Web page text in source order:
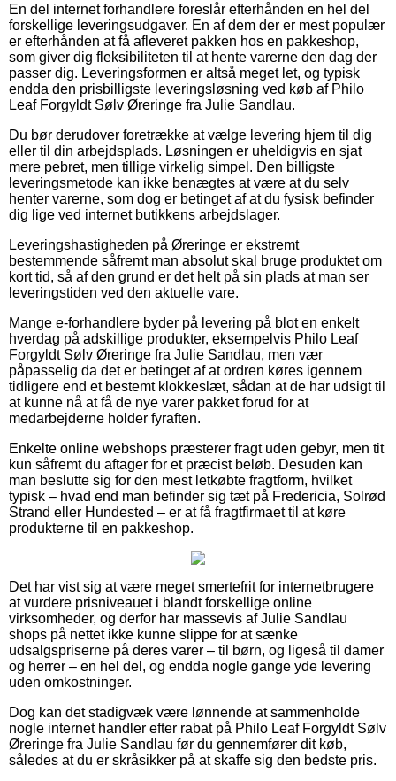
En del internet forhandlere foreslår efterhånden en hel del
forskellige leveringsudgaver. En af dem der er mest populær
er efterhånden at få afleveret pakken hos en pakkeshop,
som giver dig fleksibiliteten til at hente varerne den dag der
passer dig. Leveringsformen er altså meget let, og typisk
endda den prisbilligste leveringsløsning ved køb af Philo
Leaf Forgyldt Sølv Øreringe fra Julie Sandlau.
Du bør derudover foretrække at vælge levering hjem til dig
eller til din arbejdsplads. Løsningen er uheldigvis en sjat
mere pebret, men tillige virkelig simpel. Den billigste
leveringsmetode kan ikke benægtes at være at du selv
henter varerne, som dog er betinget af at du fysisk befinder
dig lige ved internet butikkens arbejdslager.
Leveringshastigheden på Øreringe er ekstremt
bestemmende såfremt man absolut skal bruge produktet om
kort tid, så af den grund er det helt på sin plads at man ser
leveringstiden ved den aktuelle vare.
Mange e-forhandlere byder på levering på blot en enkelt
hverdag på adskillige produkter, eksempelvis Philo Leaf
Forgyldt Sølv Øreringe fra Julie Sandlau, men vær
påpasselig da det er betinget af at ordren køres igennem
tidligere end et bestemt klokkeslæt, sådan at de har udsigt til
at kunne nå at få de nye varer pakket forud for at
medarbejderne holder fyraften.
Enkelte online webshops præsterer fragt uden gebyr, men tit
kun såfremt du aftager for et præcist beløb. Desuden kan
man beslutte sig for den mest letkøbte fragtform, hvilket
typisk – hvad end man befinder sig tæt på Fredericia, Solrød
Strand eller Hundested – er at få fragtfirmaet til at køre
produkterne til en pakkeshop.
Det har vist sig at være meget smertefrit for internetbrugere
at vurdere prisniveauet i blandt forskellige online
virksomheder, og derfor har massevis af Julie Sandlau
shops på nettet ikke kunne slippe for at sænke
udsalgspriserne på deres varer – til børn, og ligeså til damer
og herrer – en hel del, og endda nogle gange yde levering
uden omkostninger.
Dog kan det stadigvæk være lønnende at sammenholde
nogle internet handler efter rabat på Philo Leaf Forgyldt Sølv
Øreringe fra Julie Sandlau før du gennemfører dit køb,
således at du er skråsikker på at skaffe sig den bedste pris.